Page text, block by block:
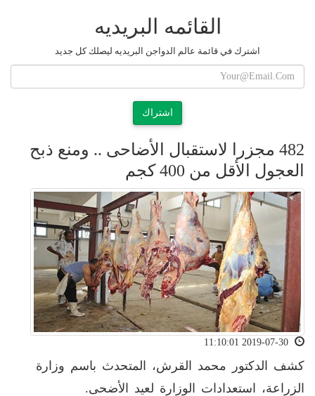
القائمه البريديه
اشترك في قائمة عالم الدواجن البريديه ليصلك كل جديد
اشتراك
482 مجزرا لاستقبال الأضاحى .. ومنع ذبح
العجول الأقل من 400 كجم
كشف الدكتور محمد القرش، المتحدث باسم وزارة
الزراعة، استعدادات الوزارة لعيد الأضحى.